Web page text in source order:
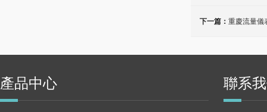
下一篇： 重慶流量儀
產品中心 聯系